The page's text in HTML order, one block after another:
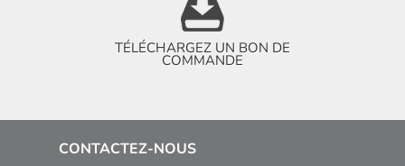
TÉLÉCHARGEZ UN BON DE
COMMANDE
CONTACTEZ-NOUS